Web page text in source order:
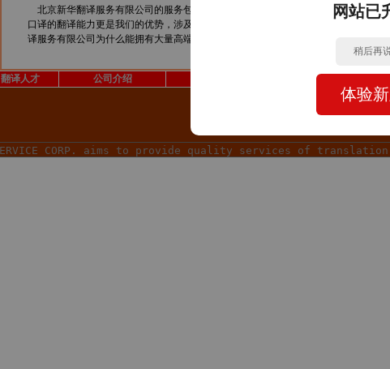
北京新华翻译服务有限公司的服务包括各语种专业资料笔译、口译、录像带、同
口译的翻译能力更是我们的优势，涉及各类标书、设备说明、操作手册、程序规范
译服务有限公司为什么能拥有大量高端客户群并迅速发展成全国知名翻译机构，欲知
翻译人才 公司介绍 口译服务
版权所有：台中
网站已
稍后再
体验